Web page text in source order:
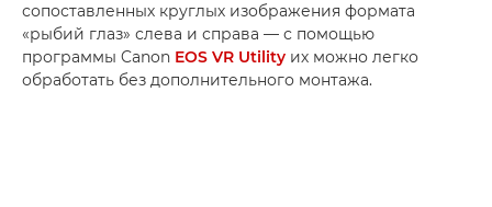
сопоставленных круглых изображения формата
«рыбий глаз» слева и справа — с помощью
программы Canon EOS VR Utility их можно легко
обработать без дополнительного монтажа.